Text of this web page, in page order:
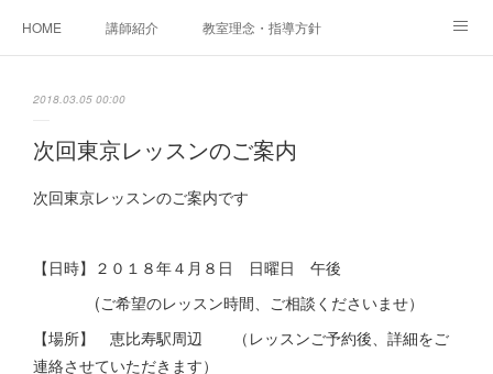
HOME 講師紹介 教室理念・指導方針
ご相談・体験レッスンお申し込み
アクセス
2018.03.05 00:00
次回東京レッスンのご案内
次回東京レッスンのご案内です
【日時】２０１８年４月８日 日曜日 午後
(ご希望のレッスン時間、ご相談くださいませ）
【場所】 恵比寿駅周辺 （レッスンご予約後、詳細をご
連絡させていただきます）